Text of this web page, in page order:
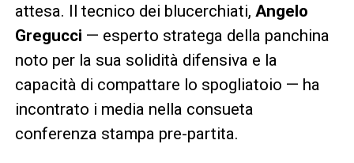
attesa. Il tecnico dei blucerchiati, Angelo
Gregucci — esperto stratega della panchina
noto per la sua solidità difensiva e la
capacità di compattare lo spogliatoio — ha
incontrato i media nella consueta
conferenza stampa pre-partita.